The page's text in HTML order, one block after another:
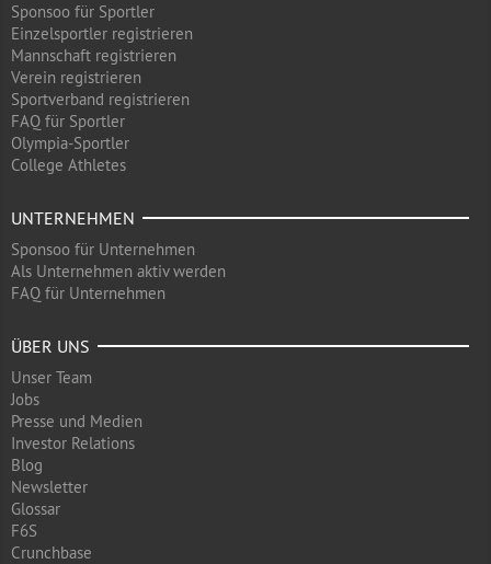
Sponsoo für Sportler
Einzelsportler registrieren
Mannschaft registrieren
Verein registrieren
Sportverband registrieren
FAQ für Sportler
Olympia-Sportler
College Athletes
UNTERNEHMEN
Sponsoo für Unternehmen
Als Unternehmen aktiv werden
FAQ für Unternehmen
ÜBER UNS
Unser Team
Jobs
Presse und Medien
Investor Relations
Blog
Newsletter
Glossar
F6S
Crunchbase